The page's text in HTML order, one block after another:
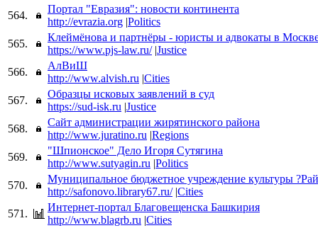
564.
Портал "Евразия": новости континента
http://evrazia.org |Politics
565.
Клеймёнова и партнёры - юристы и адвокаты в
https://www.pjs-law.ru/ |Justice
566.
АлВиШ
http://www.alvish.ru |Cities
567.
Образцы исковых заявлений в суд
https://sud-isk.ru |Justice
568.
Сайт администрации жирятинского района
http://www.juratino.ru |Regions
569.
"Шпионское" Дело Игоря Сутягина
http://www.sutyagin.ru |Politics
570.
Муниципальное бюджетное учреждение культуры
http://safonovo.library67.ru/ |Cities
571.
Интернет-портал Благовещенска Башкирия
http://www.blagrb.ru |Cities